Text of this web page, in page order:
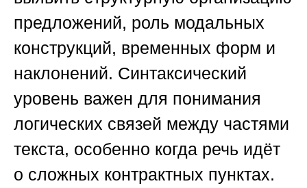
предложений, роль модальных
конструкций, временных форм и
наклонений. Синтаксический
уровень важен для понимания
логических связей между частями
текста, особенно когда речь идёт
о сложных контрактных пунктах.